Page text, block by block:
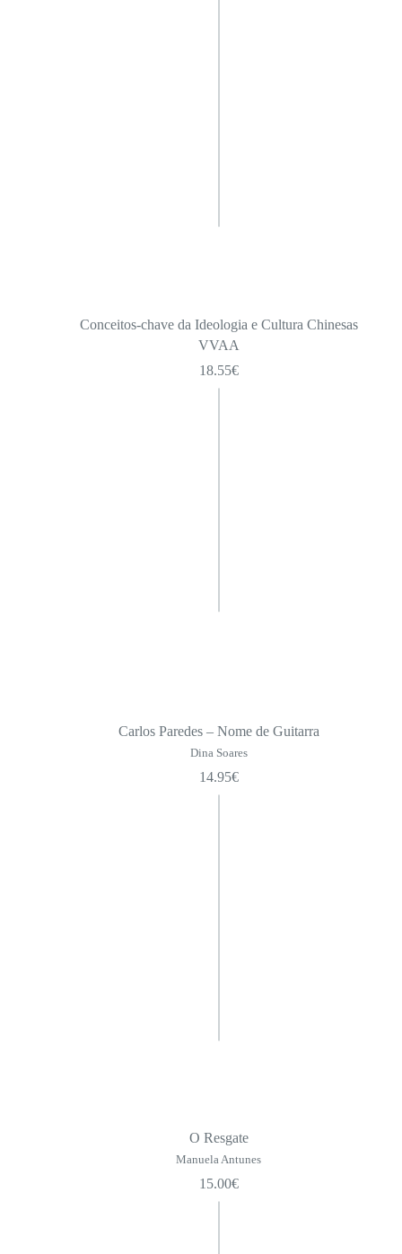
Conceitos-chave da Ideologia e Cultura Chinesas
VVAA
18.55€
Carlos Paredes – Nome de Guitarra
Dina Soares
14.95€
O Resgate
Manuela Antunes
15.00€